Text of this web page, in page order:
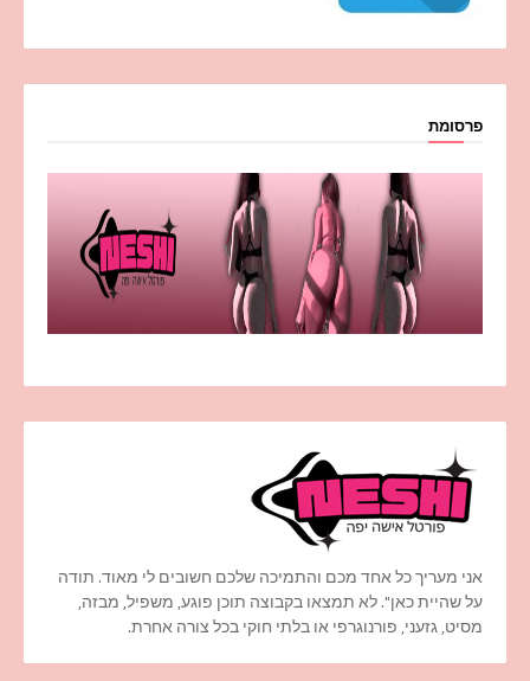
פרסומת
אני מעריך כל אחד מכם והתמיכה שלכם חשובים לי מאוד. תודה
על שהיית כאן". לא תמצאו בקבוצה תוכן פוגע, משפיל, מבזה,
מסיט, גזעני, פורנוגרפי או בלתי חוקי בכל צורה אחרת.